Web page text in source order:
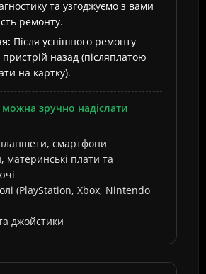
та узгоджуємо з вами
ремонту.
Після успішного ремонту
назад (післяплатою
на картку).
можна зручно надіслати
смартфони
материнські плати та
(PlayStation, Xbox, Nintendo
джойстики